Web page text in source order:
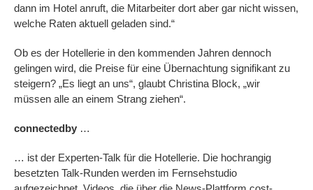
dann im Hotel anruft, die Mitarbeiter dort aber gar nicht wissen,
welche Raten aktuell geladen sind.“
Ob es der Hotellerie in den kommenden Jahren dennoch
gelingen wird, die Preise für eine Übernachtung signifikant zu
steigern? „Es liegt an uns“, glaubt Christina Block, „wir
müssen alle an einem Strang ziehen“.
connectedby …
… ist der Experten-Talk für die Hotellerie. Die hochrangig
besetzten Talk-Runden werden im Fernsehstudio